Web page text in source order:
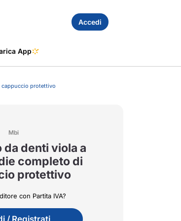
Accedi
App
cappuccio protettivo
Mbi
da denti viola a
completo di
protettivo
con Partita IVA?
/ Registrati